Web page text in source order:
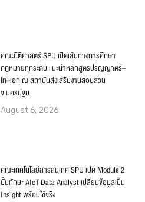
คณะนิติศาสตร์ SPU เปิดเส้นทางการศึกษา
กฎหมายทุกระดับ แนะนำหลักสูตรปริญญาตรี–
โท–เอก ณ สถาบันส่งเสริมงานสอบสวน
จ.นครปฐม
August 6, 2026
คณะเทคโนโลยีสารสนเทศ SPU เปิด Module 2
ปั้นทักษะ AIoT Data Analyst เปลี่ยนข้อมูลเป็น
Insight พร้อมใช้จริง